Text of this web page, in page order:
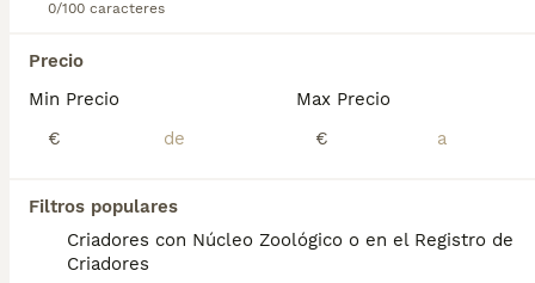
0/100 caracteres
Precio
Min Precio
€
Max Precio
€
Filtros populares
Criadores con Núcleo Zoológico o en el Registro de
Criadores
Preguntas frecuentes
¿Cuánto cuesta un cachorro
de Akita Inu?